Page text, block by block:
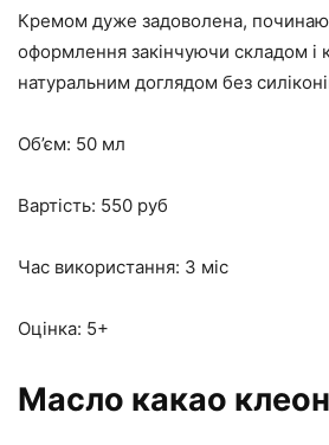
Кремом дуже задоволена,
оформлення закінчуючи складом і
натуральним доглядом без
Об’єм: 50 мл
Вартість: 550 руб
Час використання: 3 міс
Оцінка: 5+
Масло какао